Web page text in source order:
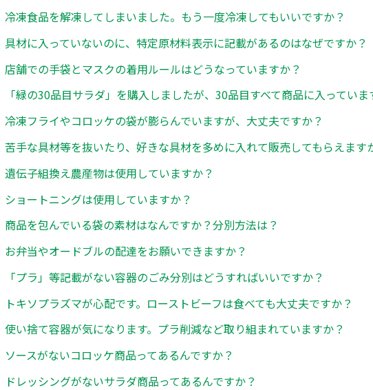
冷凍食品を解凍してしまいました。もう一度冷凍してもいいですか？
具材に入っていないのに、特定原材料表示に記載があるのはなぜですか？
店舗での手袋とマスクの着用ルールはどうなっていますか？
「緑の30品目サラダ」を購入しましたが、30品目すべて商品に入ってい
冷凍フライやコロッケの袋が膨らんでいますが、大丈夫ですか？
苦手な具材等を抜いたり、好きな具材を多めに入れて販売してもらえます
遺伝子組換え農産物は使用していますか？
ショートニングは使用していますか？
商品を包んでいる袋の素材はなんですか？分別方法は？
お弁当やオードブルの配達をお願いできますか？
「プラ」等記載がない容器のごみ分別はどうすればいいですか？
トキソプラズマが心配です。ローストビーフは食べても大丈夫ですか？
使い捨て容器が気になります。プラ削減など取り組まれていますか？
ソースがないコロッケ商品ってあるんですか？
ドレッシングがないサラダ商品ってあるんですか？